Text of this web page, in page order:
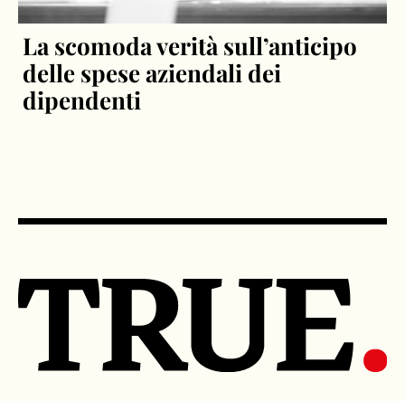
La scomoda verità sull’anticipo
delle spese aziendali dei
dipendenti